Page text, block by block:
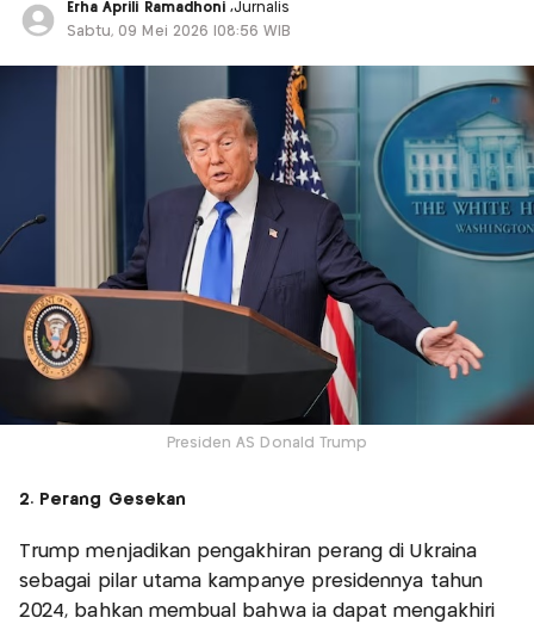
Erha Aprili Ramadhoni,Jurnalis
Sabtu, 09 Mei 2026 |08:56 WIB
Presiden AS Donald Trump
2. Perang Gesekan
Trump menjadikan pengakhiran perang di Ukraina
sebagai pilar utama kampanye presidennya tahun
2024, bahkan membual bahwa ia dapat mengakhiri